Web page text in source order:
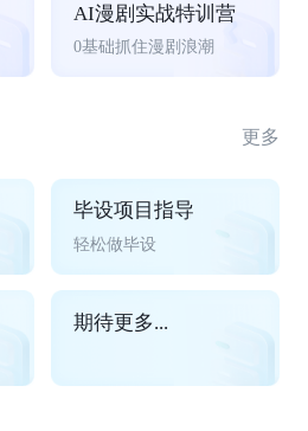
AI漫剧实战特训营
0基础抓住漫剧浪潮
更多
毕设项目指导
轻松做毕设
期待更多...